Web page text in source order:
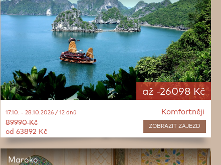
až -26098 Kč
Komfortněji
ZOBRAZIT ZÁJEZD
17.10. - 28.10.2026 / 12 dnů
89990 Kč
od 63892 Kč
Maroko